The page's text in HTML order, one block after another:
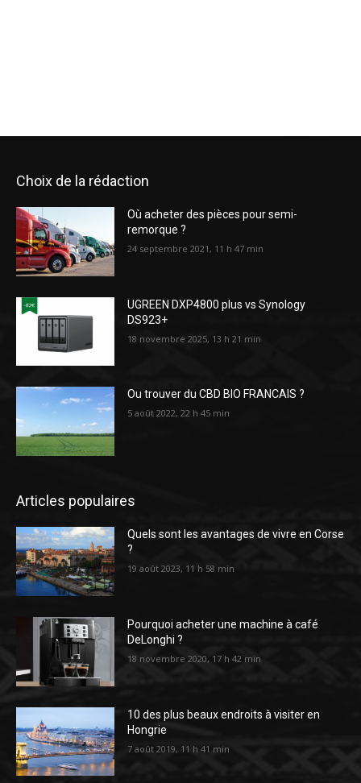
Choix de la rédaction
Où acheter des pièces pour semi-
remorque ?
24 septembre 2021, 11 h 47 min
UGREEN DXP4800 plus vs Synology
DS923+
18 novembre 2025, 13 h 21 min
Ou trouver du CBD BIO FRANCAIS ?
5 août 2022, 22 h 45 min
Articles populaires
Quels sont les avantages de vivre en Corse
?
19 août 2023, 11 h 58 min
Pourquoi acheter une machine à café
DeLonghi ?
18 novembre 2020, 17 h 42 min
10 des plus beaux endroits à visiter en
Hongrie
7 août 2019, 11 h 41 min